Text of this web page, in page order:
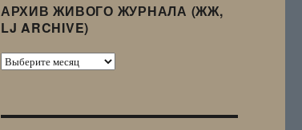
АРХИВ ЖИВОГО ЖУРНАЛА (ЖЖ,
LJ ARCHIVE)
Архив